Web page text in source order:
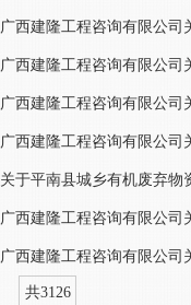
广西建隆工程咨询有限公司
广西建隆工程咨询有限公司
广西建隆工程咨询有限公司
广西建隆工程咨询有限公司
共3126